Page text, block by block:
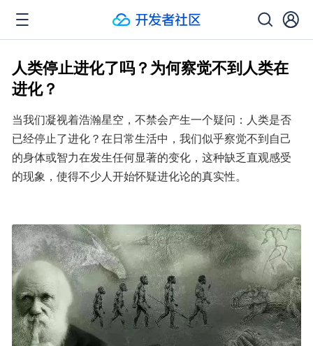
人类停止进化了吗？为何察觉不到人类在
进化？
当我们凝视着浩瀚星空，不禁会产生一个疑问：人类是否
已经停止了进化？在日常生活中，我们似乎察觉不到自己
的身体或智力在发生任何显著的变化，这种缺乏直观感受
的现象，使得不少人开始怀疑进化论的真实性。